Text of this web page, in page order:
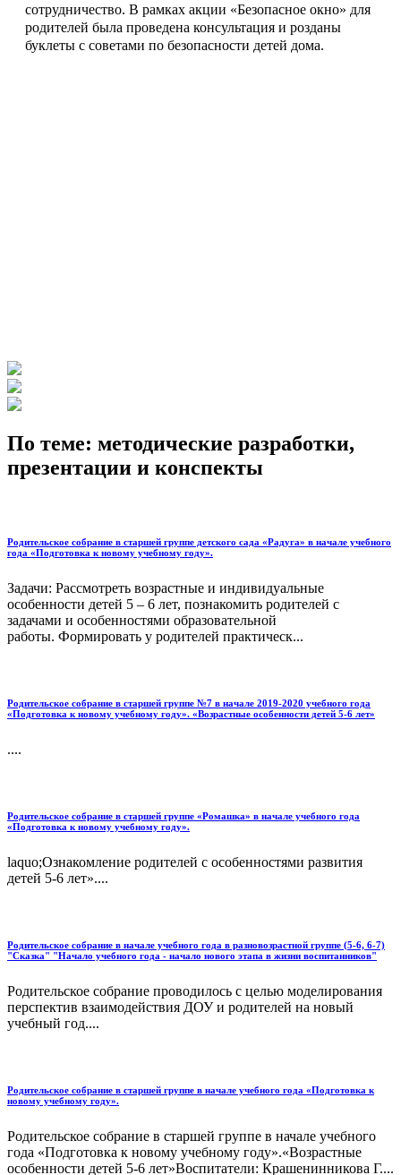
сотрудничество. В рамках акции «Безопасное окно» для
родителей была проведена консультация и розданы
буклеты с советами по безопасности детей дома.
По теме: методические разработки,
презентации и конспекты
Родительское собрание в старшей группе детского сада «Радуга» в начале учебного
года «Подготовка к новому учебному году».
Задачи: Рассмотреть возрастные и индивидуальные
особенности детей 5 – 6 лет, познакомить родителей с
задачами и особенностями образовательной
работы. Формировать у родителей практическ...
Родительское собрание в старшей группе №7 в начале 2019-2020 учебного года
«Подготовка к новому учебному году». «Возрастные особенности детей 5-6 лет»
....
Родительское собрание в старшей группе «Ромашка» в начале учебного года
«Подготовка к новому учебному году».
laquo;Ознакомление родителей с особенностями развития
детей 5-6 лет»....
Родительское собрание в начале учебного года в разновозрастной группе (5-6, 6-7)
"Сказка" "Начало учебного года - начало нового этапа в жизни воспитанников"
Родительское собрание проводилось с целью моделирования
перспектив взаимодействия ДОУ и родителей на новый
учебный год....
Родительское собрание в старшей группе в начале учебного года «Подготовка к
новому учебному году».
Родительское собрание в старшей группе в начале учебного
года «Подготовка к новому учебному году».«Возрастные
особенности детей 5-6 лет»Воспитатели: Крашенинникова Г....